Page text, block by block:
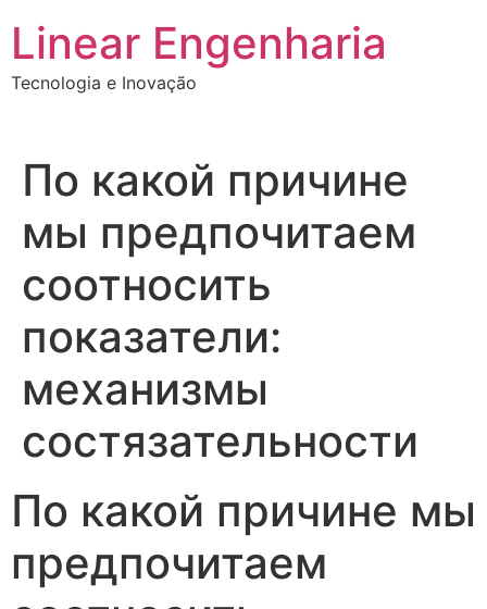
conteúdo
Linear Engenharia
Tecnologia e Inovação
По какой причине
мы предпочитаем
соотносить
показатели:
механизмы
состязательности
По какой причине мы
предпочитаем